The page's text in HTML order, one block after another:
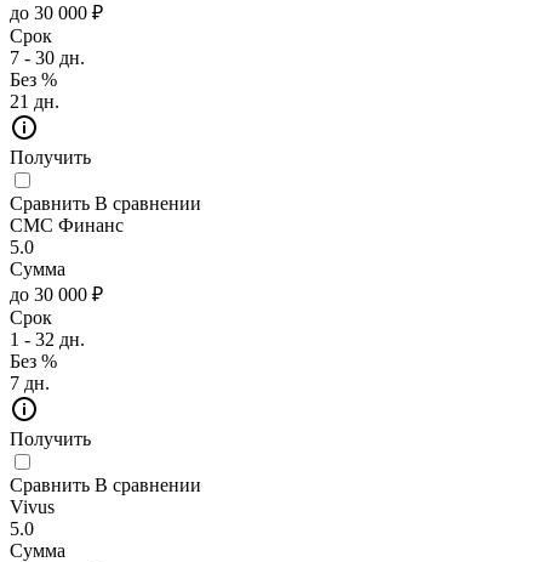
до 30 000 ₽
Срок
7 - 30 дн.
Без %
21 дн.
Получить
Сравнить В сравнении
СМС Финанс
5.0
Сумма
до 30 000 ₽
Срок
1 - 32 дн.
Без %
7 дн.
Получить
Сравнить В сравнении
Vivus
5.0
Сумма